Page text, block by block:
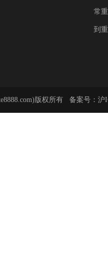
常
到
版权所有 备案号： 沪